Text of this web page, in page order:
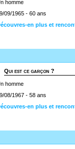
homme
09/1965 - 60 ans
en plus et
Qui est ce garçon ?
homme
08/1967 - 58 ans
en plus et